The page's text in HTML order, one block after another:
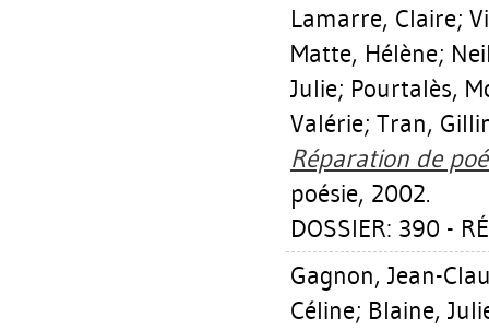
Lamarre, Claire;
Matte, Hélène;
Julie; Pourtalès,
Valérie; Tran,
Réparation de
poésie, 2002.
DOSSIER: 390 -
Gagnon, Jean-
Céline; Blaine,